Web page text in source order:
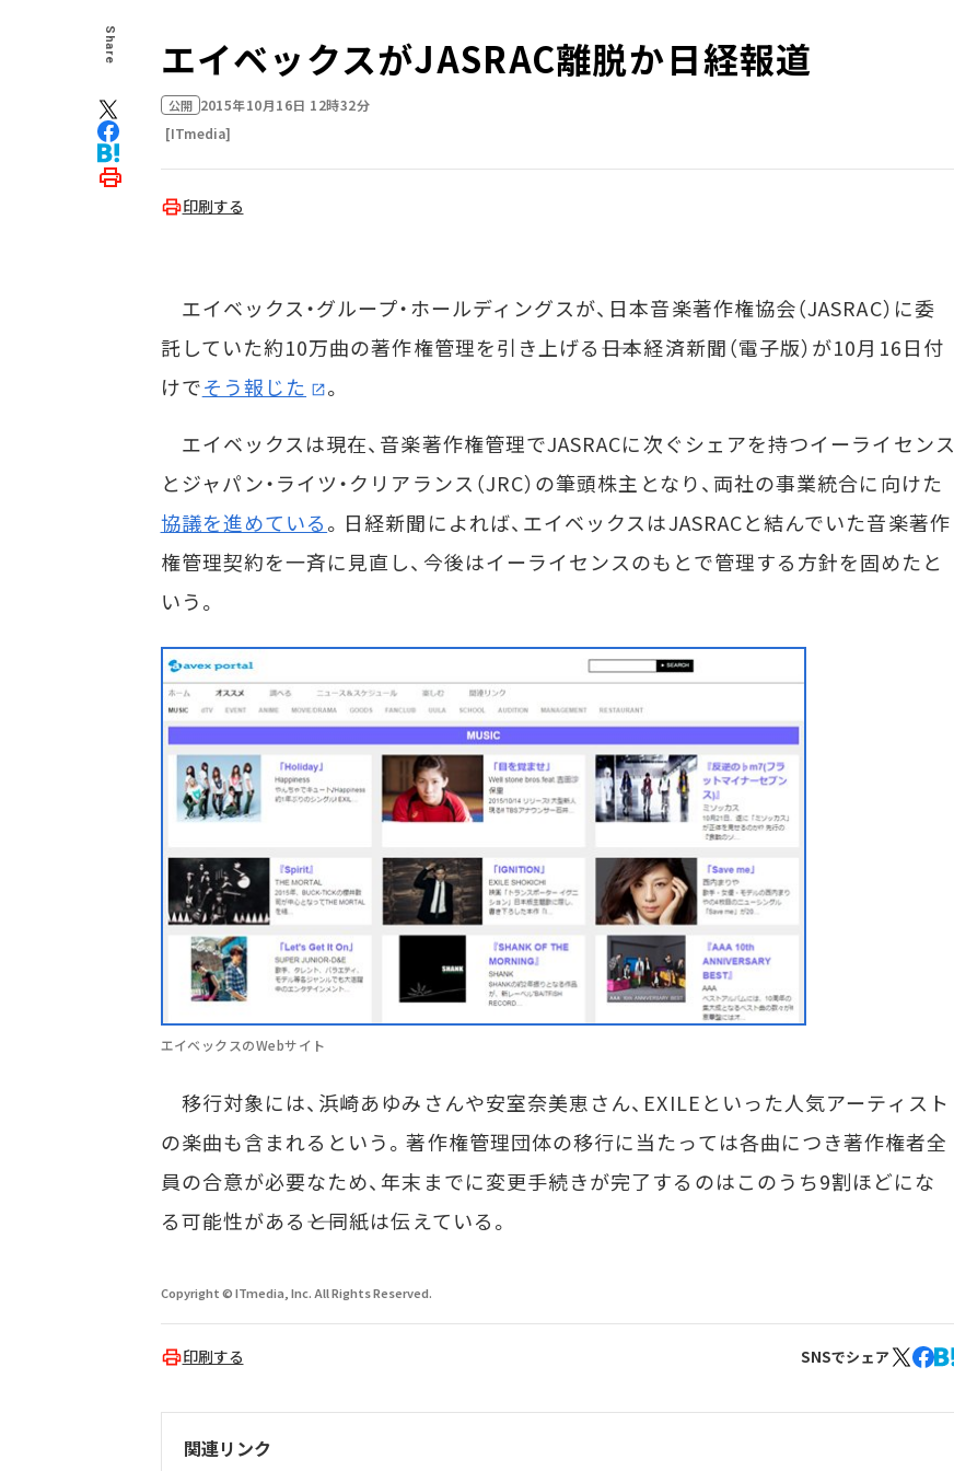
Share エイベックスがJASRAC離脱か――日経報道
公開 2015年10月16日 12時32分
[ITmedia]
印刷する
エイベックス・グループ・ホールディングスが、日本音楽著作権協会（JASRAC）に委
託していた約10万曲の著作権管理を引き上げる――日本経済新聞（電子版）が10月16日付
けでそう報じた
。
エイベックスは現在、音楽著作権管理でJASRACに次ぐシェアを持つイーライセンス
とジャパン・ライツ・クリアランス（JRC）の筆頭株主となり、両社の事業統合に向けた
協議を進めている。日経新聞によれば、エイベックスはJASRACと結んでいた音楽著作
権管理契約を一斉に見直し、今後はイーライセンスのもとで管理する方針を固めたと
いう。
エイベックスのWebサイト
移行対象には、浜崎あゆみさんや安室奈美恵さん、EXILEといった人気アーティスト
の楽曲も含まれるという。著作権管理団体の移行に当たっては各曲につき著作権者全
員の合意が必要なため、年末までに変更手続きが完了するのはこのうち9割ほどにな
る可能性がある――と同紙は伝えている。
Copyright © ITmedia, Inc. All Rights Reserved.
印刷する SNSでシェア
関連リンク